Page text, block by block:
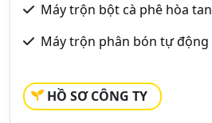
Máy trộn bột cà phê hòa tan
Máy trộn phân bón tự động
HỒ SƠ CÔNG TY